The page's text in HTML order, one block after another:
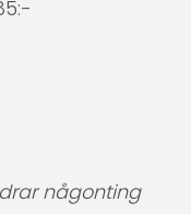
någonting